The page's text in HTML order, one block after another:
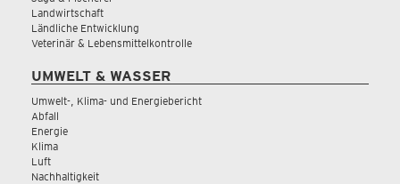
Landwirtschaft
Ländliche Entwicklung
Veterinär & Lebensmittelkontrolle
UMWELT & WASSER
Umwelt-, Klima- und Energiebericht
Abfall
Energie
Klima
Luft
Nachhaltigkeit